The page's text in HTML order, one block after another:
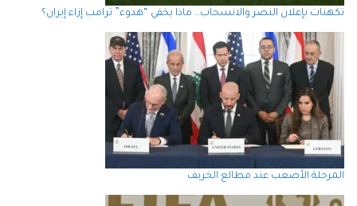
تكهنات بإعلان النصر والانسحاب… ماذا يخفي “هدوء” ترامب إزاء إيران؟
المرحلة الأصعب عند مطالع الخريف